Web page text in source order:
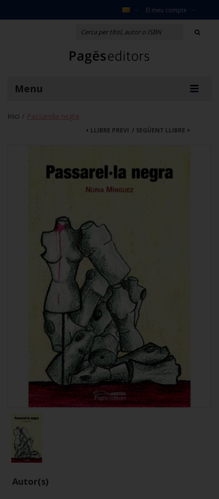
El meu compte
Menu
Inici / Passarel·la negra
SEGÜENT LLIBRE
LLIBRE PREVI /
Autor(s)